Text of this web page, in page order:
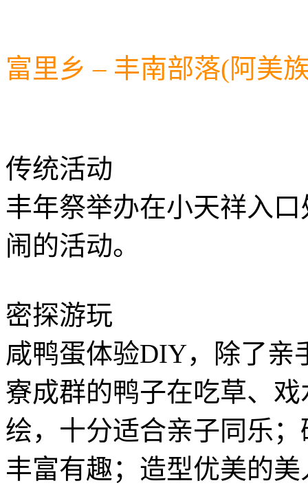
富里乡 – 丰南部落(阿美
传统活动
丰年祭举办在小天祥入
闹的活动。
密探游玩
咸鸭蛋体验DIY，除了亲
寮成群的鸭子在吃草、
绘，十分适合亲子同乐
丰富有趣；造型优美的